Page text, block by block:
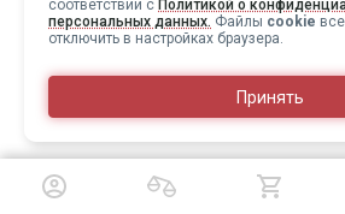
соответствии с Политикой о
персональных данных. Файлы cookie
отключить в настройках браузера.
Принять